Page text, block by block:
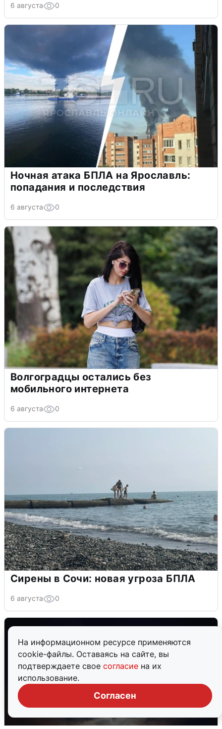
На информационном ресурсе применяются
cookie-файлы. Оставаясь на сайте, вы
подтверждаете свое согласие на их
использование.
Согласен
6 августа 0
Ночная атака БПЛА на Ярославль:
попадания и последствия
6 августа 0
Волгоградцы остались без
мобильного интернета
6 августа 0
Сирены в Сочи: новая угроза БПЛА
6 августа 0